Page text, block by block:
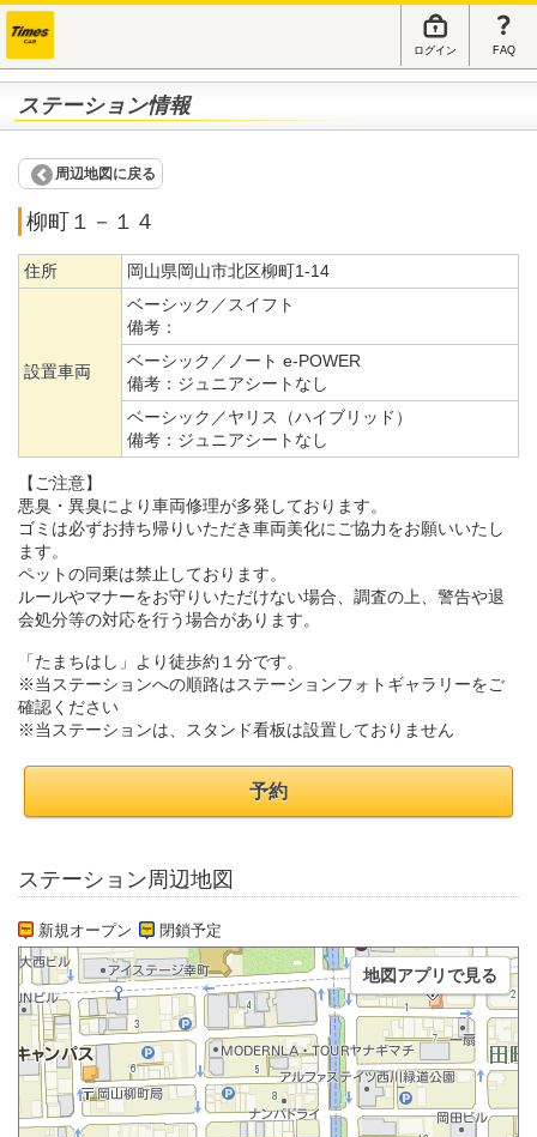
ログイン FAQ
ステーション情報
周辺地図に戻る
柳町１－１４
住所 岡山県岡山市北区柳町1-14
設置車両
ベーシック／スイフト
備考：
ベーシック／ノート e-POWER
備考： ジュニアシートなし
ベーシック／ヤリス（ハイブリッド）
備考： ジュニアシートなし
【ご注意】
悪臭・異臭により車両修理が多発しております。
ゴミは必ずお持ち帰りいただき車両美化にご協力をお願いいたし
ます。
ペットの同乗は禁止しております。
ルールやマナーをお守りいただけない場合、調査の上、警告や退
会処分等の対応を行う場合があります。
「たまちはし」より徒歩約１分です。
※当ステーションへの順路はステーションフォトギャラリーをご
確認ください
※当ステーションは、スタンド看板は設置しておりません
予約
ステーション周辺地図
新規オープン 閉鎖予定
地図アプリで見る